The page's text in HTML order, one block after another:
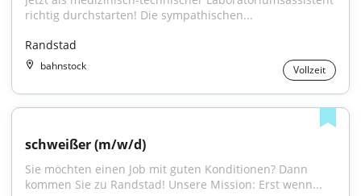
richtig durchstarten! Die sympathischen...
Randstad
bahnstock Vollzeit
schweißer (m/w/d)
Sie möchten einen Job mit guten Konditionen? Dann
kommen Sie zu Randstad! Unsere Mission: Erst wenn...